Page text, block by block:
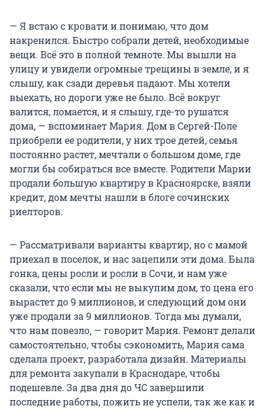
— Я встаю с кровати и понимаю, что дом
накренился. Быстро собрали детей, необходимые
вещи. Всё это в полной темноте. Мы вышли на
улицу и увидели огромные трещины в земле, и я
слышу, как сзади деревья падают. Мы хотели
выехать, но дороги уже не было. Всё вокруг
валится, ломается, и я слышу, где-то рушатся
дома, — вспоминает Мария. Дом в Сергей-Поле
приобрели ее родители, у них трое детей, семья
постоянно растет, мечтали о большом доме, где
могли бы собираться все вместе. Родители Марии
продали большую квартиру в Красноярске, взяли
кредит, дом мечты нашли в блоге сочинских
риелторов.
— Рассматривали варианты квартир, но с мамой
приехал в поселок, и нас зацепили эти дома. Была
гонка, цены росли и росли в Сочи, и нам уже
сказали, что если мы не выкупим дом, то цена его
вырастет до 9 миллионов, и следующий дом они
уже продали за 9 миллионов. Тогда мы думали,
что нам повезло, — говорит Мария. Ремонт делали
самостоятельно, чтобы сэкономить, Мария сама
сделала проект, разработала дизайн. Материалы
для ремонта закупали в Краснодаре, чтобы
подешевле. За два дня до ЧС завершили
последние работы, пожить не успели, так же как и